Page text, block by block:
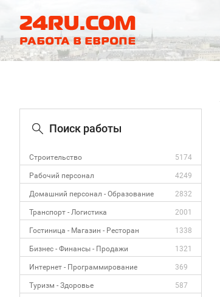
Поиск работы
Строительство 5174
Рабочий персонал 4249
Домашний персонал - Образование 2832
Транспорт - Логистика 2001
Гостиница - Магазин - Ресторан 1338
Бизнес - Финансы - Продажи 1321
Интернет - Программирование 369
Туризм - Здоровье 587